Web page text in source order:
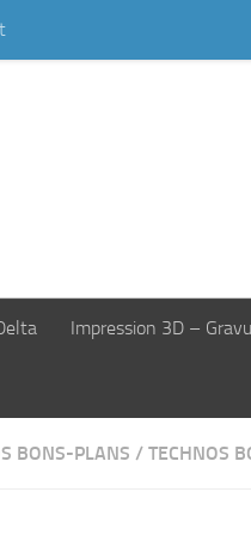
Impression 3D –
BONS-PLANS / TECHNOS